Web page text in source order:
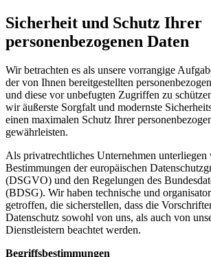
Sicherheit und Schutz Ihrer
personenbezogenen Daten
Wir betrachten es als unsere vorrangige
der von Ihnen bereitgestellten
und diese vor unbefugten Zugriffen zu
wir äußerste Sorgfalt und modernste
einen maximalen Schutz Ihrer
gewährleisten.
Als privatrechtliches Unternehmen unterliegen
Bestimmungen der europäischen
(DSGVO) und den Regelungen des
(BDSG). Wir haben technische und
getroffen, die sicherstellen, dass die
Datenschutz sowohl von uns, als auch von
Dienstleistern beachtet werden.
Begriffsbestimmungen